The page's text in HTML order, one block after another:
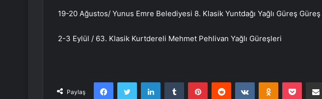
19-20 Ağustos/ Yunus Emre Belediyesi 8. Klasik Yuntdağı Yağlı Güreş Güreş
2-3 Eylül / 63. Klasik Kurtdereli Mehmet Pehlivan Yağlı Güreşleri
Paylaş
FacebookTwitter LinkedInTumblr PinterestReddit VKontakteOdnoklassniki
Pocket